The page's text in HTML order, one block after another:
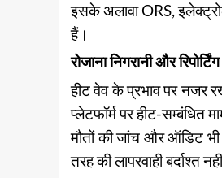
इसके अलावा ORS,
हैं।
रोजाना निगरानी और रिपोर्टिंग
हीट वेव के प्रभाव पर नजर
प्लेटफॉर्म पर हीट-सम्बंधित
मौतों की जांच और ऑडिट भी
तरह की लापरवाही बर्दाश्त